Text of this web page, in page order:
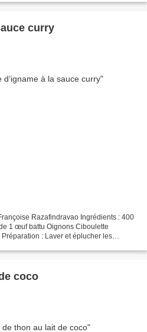
curry
Razafindravao Ingrédients : 400
1 œuf battu Oignons Ciboulette
: Laver et éplucher les
coco